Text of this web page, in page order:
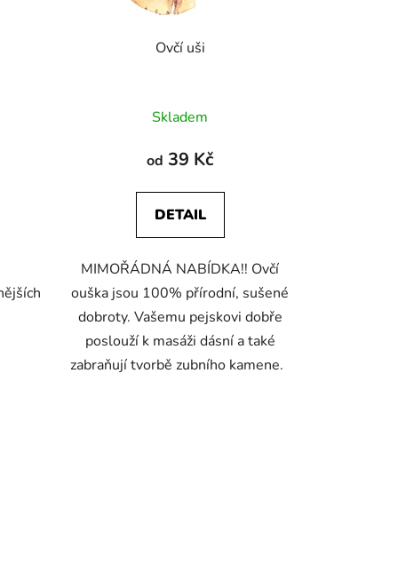
Ovčí uši
hodnocení
produktu
4,5
z
hvězdiček.
Skladem
od 39 Kč
DETAIL
MIMOŘÁDNÁ NABÍDKA!! Ovčí
ouška jsou 100% přírodní, sušené
dobroty. Vašemu pejskovi dobře
poslouží k masáži dásní a také
zabraňují tvorbě zubního kamene.